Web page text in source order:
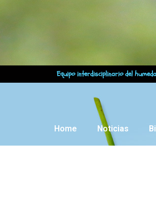
Equipo interdisciplinario del
Home Noticias